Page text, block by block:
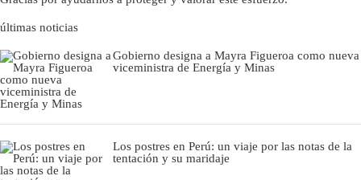
últimas noticias
Gobierno designa a Mayra Figueroa como nueva
viceministra de Energía y Minas
Los postres en Perú: un viaje por las notas de la
tentación y su maridaje